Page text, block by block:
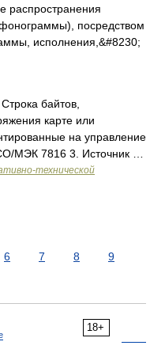
распространения
посредством
исполнения,&#8230;
байтов,
карте или
на управление
МЭК 7816 3. Источник …
технической
6 7 8
9
18+